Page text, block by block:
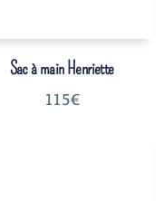
Sac à main Henriette
115€